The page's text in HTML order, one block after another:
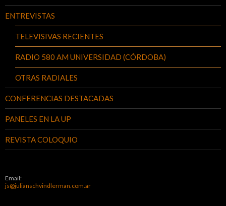
ENTREVISTAS
TELEVISIVAS RECIENTES
RADIO 580 AM UNIVERSIDAD (CÓRDOBA)
OTRAS RADIALES
CONFERENCIAS DESTACADAS
PANELES EN LA UP
REVISTA COLOQUIO
Email:
js@julianschvindlerman.com.ar